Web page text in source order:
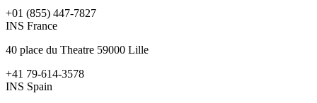
+01 (855) 447-7827
INS France
40 place du Theatre 59000 Lille
+41 79-614-3578
INS Spain